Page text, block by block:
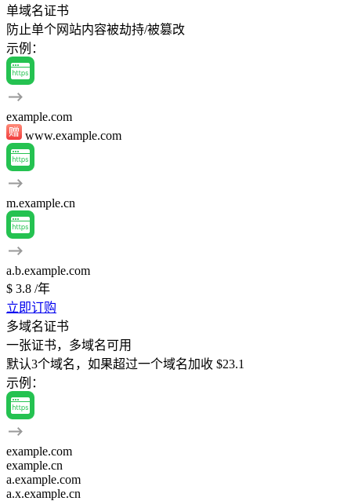
单域名证书
防止单个网站内容被劫持/被篡改
示例：
example.com
www.example.com
m.example.cn
a.b.example.com
$ 3.8 /年
立即订购
多域名证书
一张证书，多域名可用
默认3个域名，如果超过一个域名加收 $23.1
示例：
example.com
example.cn
a.example.com
a.x.example.cn